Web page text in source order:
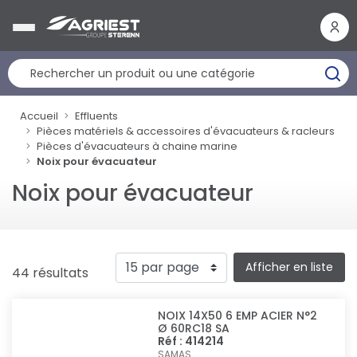
Accueil
Effluents
Pièces matériels & accessoires d'évacuateurs & racleurs
Pièces d'évacuateurs à chaine marine
Noix pour évacuateur
Noix pour évacuateur
44 résultats Afficher en liste
NOIX 14X50 6 EMP ACIER N°2
Ø 60RC18 SA
Réf : 414214
SAMAS